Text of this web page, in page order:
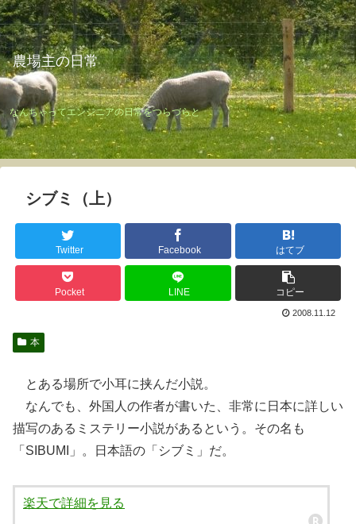
農場主の日常
なんちゃってエンジニアの日常をつらづらと
シブミ（上）
Twitter Facebook はてブ
Pocket LINE コピー
2008.11.12
本
とある場所で小耳に挟んだ小説。
なんでも、外国人の作者が書いた、非常に日本に詳しい
描写のあるミステリー小説があるという。その名も
「SIBUMI」。日本語の「シブミ」だ。
楽天で詳細を見る